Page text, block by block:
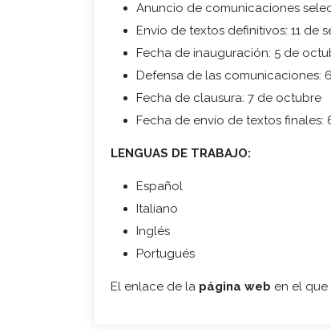
Anuncio de comunicaciones
Envío de textos definitivos: 11 de
Fecha de inauguración: 5 de
Defensa de las comunicaciones:
Fecha de clausura: 7 de octubre
Fecha de envío de textos finales:
LENGUAS DE TRABAJO:
Español
Italiano
Inglés
Portugués
El enlace de la página web en el